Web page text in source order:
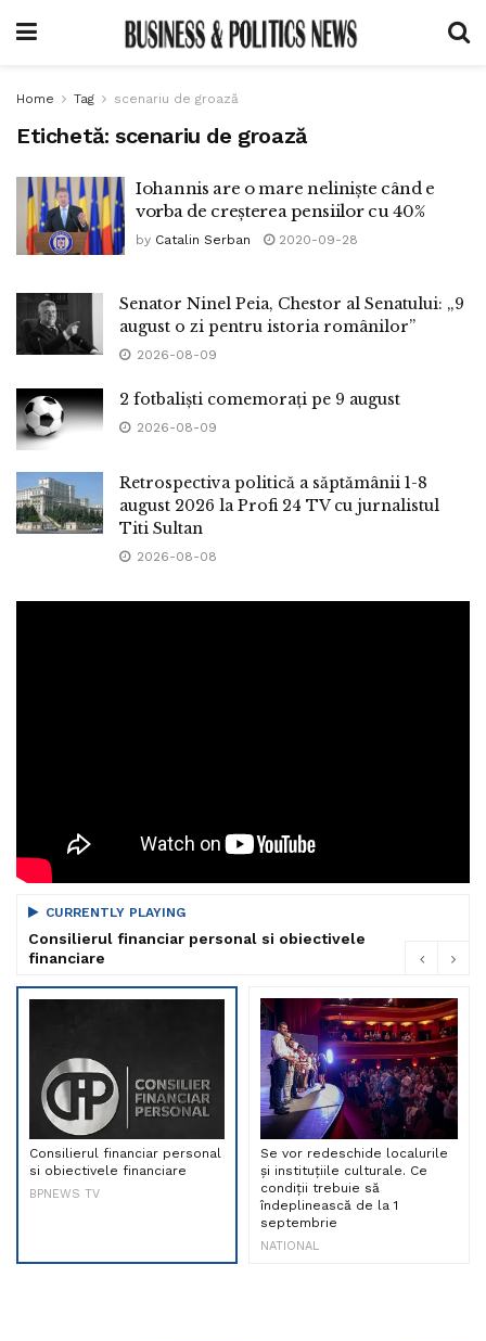
Home Tag scenariu de groază
Etichetă: scenariu de groază
Iohannis are o mare neliniște când e
vorba de creșterea pensiilor cu 40%
by Catalin Serban 2020-09-28
Senator Ninel Peia, Chestor al Senatului: „9
august o zi pentru istoria românilor”
2026-08-09
2 fotbaliști comemorați pe 9 august
2026-08-09
Retrospectiva politică a săptămânii 1-8
august 2026 la Profi 24 TV cu jurnalistul
Titi Sultan
2026-08-08
CURRENTLY PLAYING
Consilierul financiar personal si obiectivele
financiare
Consilierul financiar personal
si obiectivele financiare
BPNEWS TV
Se vor redeschide localurile
și instituțiile culturale. Ce
condiții trebuie să
îndeplinească de la 1
septembrie
NATIONAL